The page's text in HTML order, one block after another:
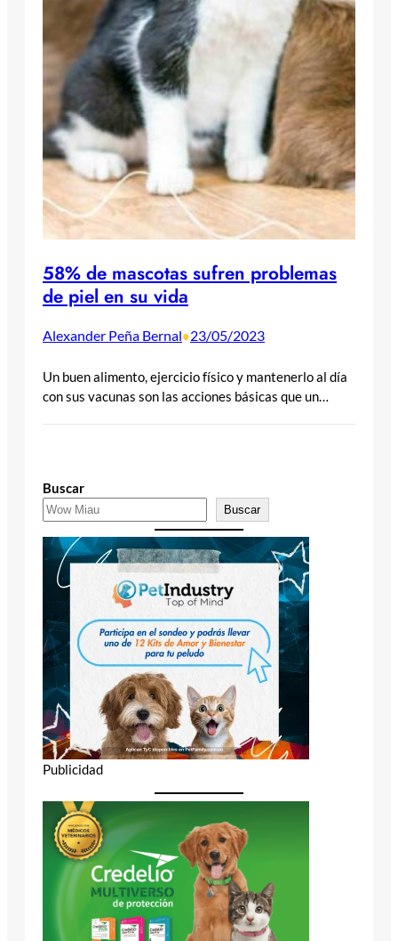
58% de mascotas sufren problemas
de piel en su vida
Alexander Peña Bernal•23/05/2023
Un buen alimento, ejercicio físico y mantenerlo al día
con sus vacunas son las acciones básicas que un…
Buscar
Buscar
Publicidad